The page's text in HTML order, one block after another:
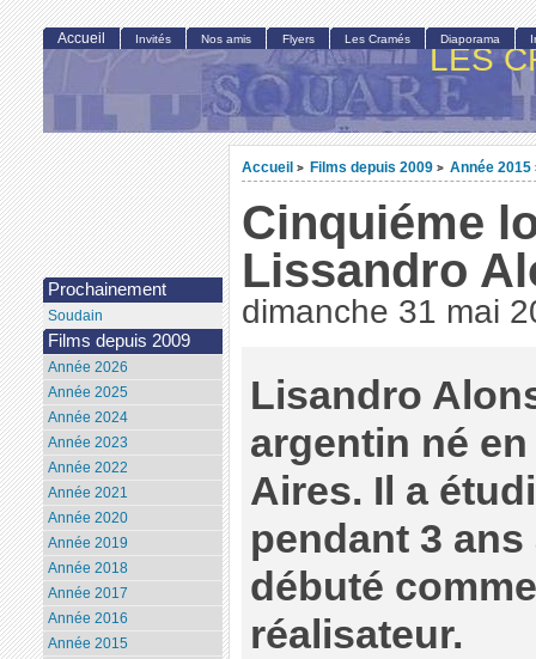
LES
Accueil > Films depuis 2009 > Année 2015
Cinquiéme
Lissandro
dimanche 31 mai
Lisandro
argentin né
Aires. Il a
pendant 3 ans
débuté
réalisateur.
Accueil Invités Nos amis Flyers Les Cramés Diaporama
Prochainement
Soudain
Films depuis 2009
Année 2026
Année 2025
Année 2024
Année 2023
Année 2022
Année 2021
Année 2020
Année 2019
Année 2018
Année 2017
Année 2016
Année 2015